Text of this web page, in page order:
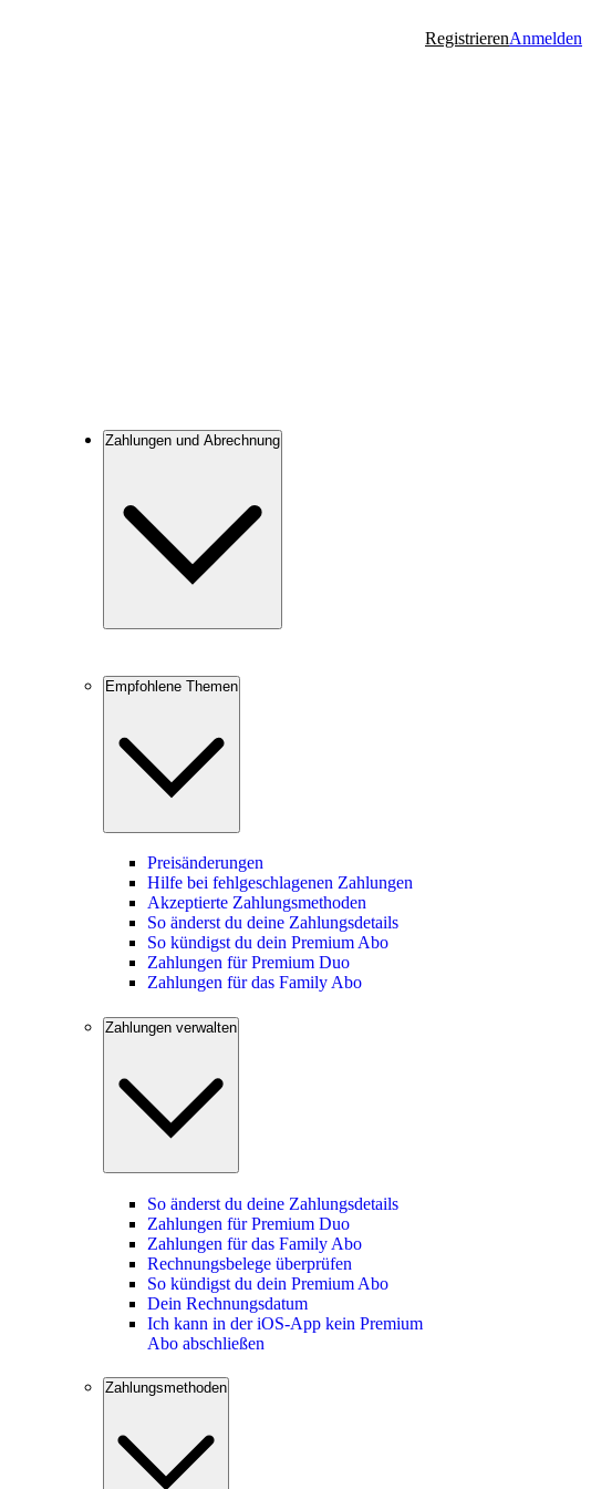
RegistrierenAnmelden
Zahlungen und Abrechnung
Empfohlene Themen
Preisänderungen
Hilfe bei fehlgeschlagenen Zahlungen
Akzeptierte Zahlungsmethoden
So änderst du deine Zahlungsdetails
So kündigst du dein Premium Abo
Zahlungen für Premium Duo
Zahlungen für das Family Abo
Zahlungen verwalten
So änderst du deine Zahlungsdetails
Zahlungen für Premium Duo
Zahlungen für das Family Abo
Rechnungsbelege überprüfen
So kündigst du dein Premium Abo
Dein Rechnungsdatum
Ich kann in der iOS-App kein Premium
Abo abschließen
Zahlungsmethoden